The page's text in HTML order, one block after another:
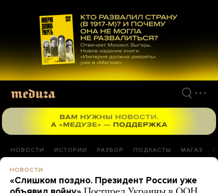
материалам
НОВОСТИ ИСТОРИИ РАЗБОР ПОДКАСТЫ МАГАЗ
НОВОСТИ
«Слишком поздно. Президент России уже